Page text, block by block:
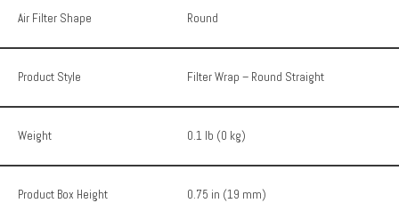
Air Filter Shape Round
Product Style Filter Wrap – Round Straight
Weight 0.1 lb (0 kg)
Product Box Height 0.75 in (19 mm)